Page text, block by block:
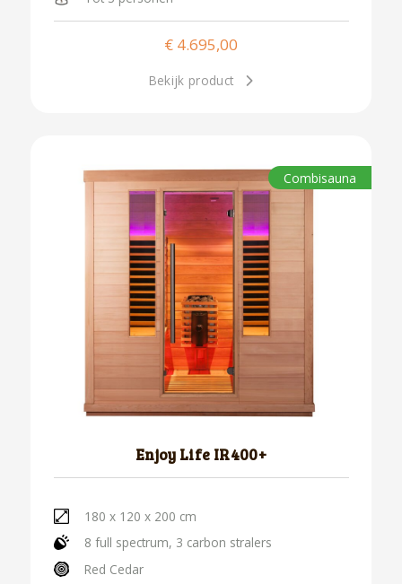
€ 4.695,00
Bekijk product
Combisauna
Enjoy Life IR400+
180 x 120 x 200 cm
8 full spectrum, 3 carbon stralers
Red Cedar